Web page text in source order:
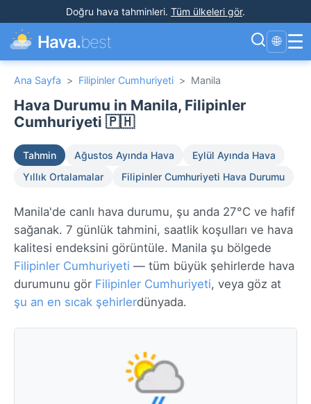
Doğru hava tahminleri. Tüm ülkeleri gör.
Hava.best 🌐 ☰
Ana Sayfa > Filipinler Cumhuriyeti > Manila
Hava Durumu in Manila, Filipinler
Cumhuriyeti 🇵🇭
Tahmin Ağustos Ayında Hava
Eylül Ayında Hava
Yıllık Ortalamalar
Filipinler Cumhuriyeti Hava Durumu
Manila'de canlı hava durumu, şu anda 27°C ve hafif
sağanak. 7 günlük tahmini, saatlik koşulları ve hava
kalitesi endeksini görüntüle. Manila şu bölgede
Filipinler Cumhuriyeti — tüm büyük şehirlerde hava
durumunu gör Filipinler Cumhuriyeti, veya göz at
şu an en sıcak şehirlerdünyada.